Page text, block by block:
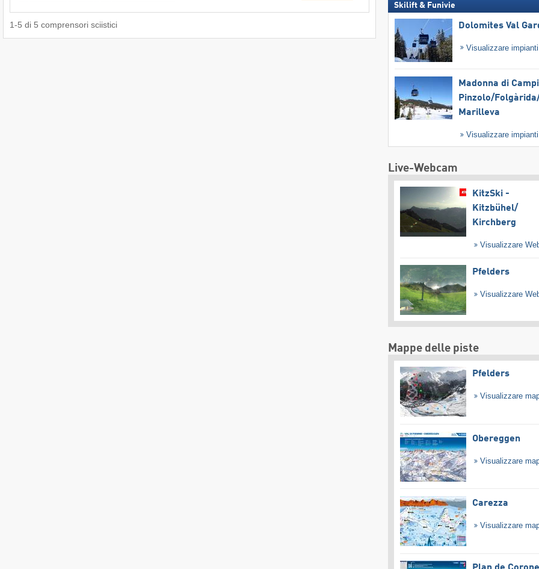
1-5 di 5 comprensori sciistici
Skilift & Funivie
Dolomites Val
Visualizzare
Madonna di
Pinzolo/​
Marilleva
Visualizzare
Live-Webcam
KitzSki -
Kitzbühel/​
Kirchberg
Visualizzare
Pfelders
Visualizzare
Mappe delle piste
Pfelders
Visualizzare
Obereggen
Visualizzare
Carezza
Visualizzare